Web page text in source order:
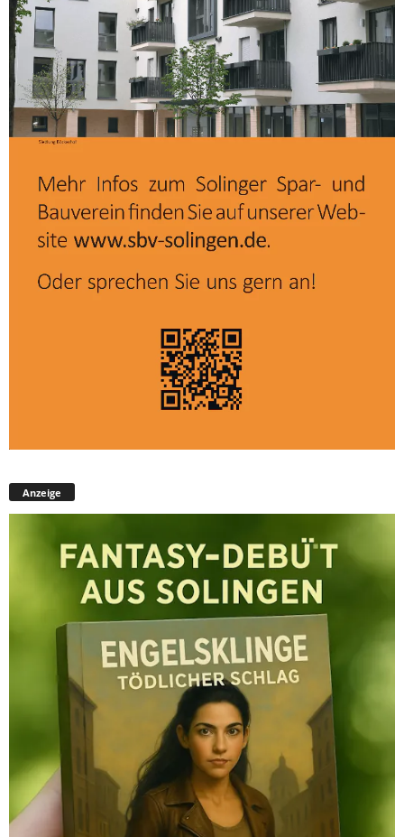
Anzeige